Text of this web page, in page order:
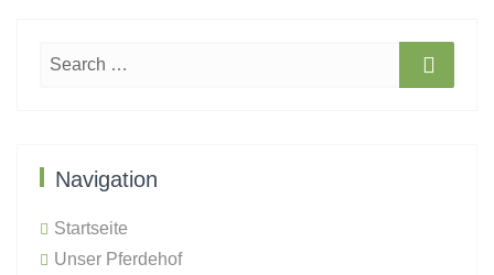
Navigation
Startseite
Unser Pferdehof